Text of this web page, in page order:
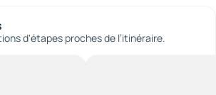
d'étapes proches de l’itinéraire.